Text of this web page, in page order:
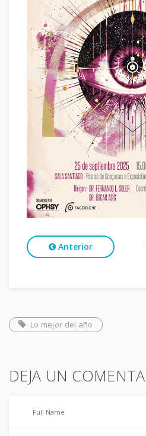
Anterior
Lo mejor del año
DEJA UN